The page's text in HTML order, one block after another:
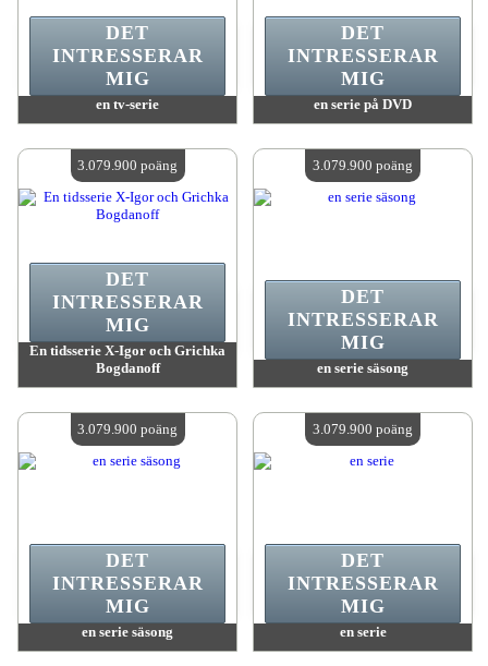
en tv-serie
Antal tillgängliga:4
DET
INTRESSERAR
MIG
en serie på DVD
Antal tillgängliga:4
DET
INTRESSERAR
MIG
En tidsserie X-Igor och Grichka
Bogdanoff
Antal tillgängliga:4
DET
INTRESSERAR
MIG
3.079.900 poäng
en serie säsong
Antal tillgängliga:4
DET
INTRESSERAR
MIG
3.079.900 poäng
en serie säsong
DET
INTRESSERAR
MIG
3.079.900 poäng
en serie
DET
INTRESSERAR
MIG
3.079.900 poäng